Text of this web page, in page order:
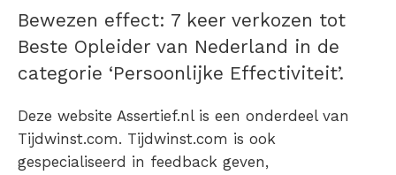
Bewezen effect: 7 keer verkozen tot
Beste Opleider van Nederland in de
categorie ‘Persoonlijke Effectiviteit’.
Deze website Assertief.nl is een onderdeel van
Tijdwinst.com. Tijdwinst.com is ook
gespecialiseerd in feedback geven,